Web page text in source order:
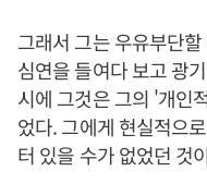
그래서 그는 우유부단
심연을 들여다 보고 광
시에 그것은 그의 '개인
었다. 그에게 현실적으
터 있을 수가 없었던 것